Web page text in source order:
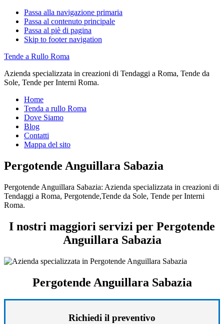
Passa alla navigazione primaria
Passa al contenuto principale
Passa al piè di pagina
Skip to footer navigation
Tende a Rullo Roma
Azienda specializzata in creazioni di Tendaggi a Roma, Tende da
Sole, Tende per Interni Roma.
Home
Tenda a rullo Roma
Dove Siamo
Blog
Contatti
Mappa del sito
Pergotende Anguillara Sabazia
Pergotende Anguillara Sabazia: Azienda specializzata in creazioni di
Tendaggi a Roma, Pergotende,Tende da Sole, Tende per Interni
Roma.
I nostri maggiori servizi per Pergotende
Anguillara Sabazia
Pergotende Anguillara Sabazia
Richiedi il preventivo